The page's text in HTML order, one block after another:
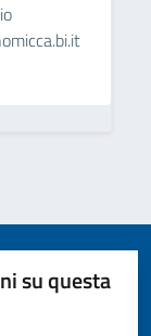
su questa